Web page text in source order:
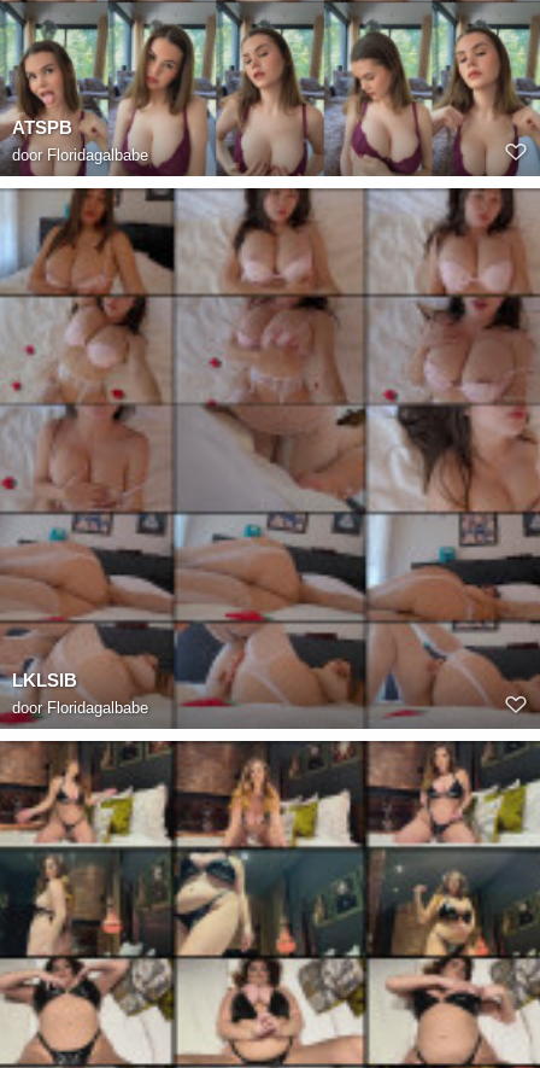
ATSPB
door Floridagalbabe
LKLSIB
doorFloridagalbabe